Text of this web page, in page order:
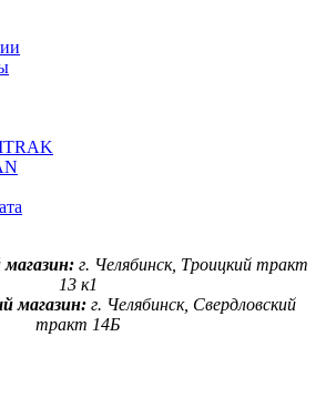
г. Челябинск, Троицкий тракт
13 к1
магазин:г. Челябинск, Свердловский
тракт 14Б